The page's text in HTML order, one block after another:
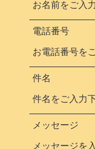
電話番号
件名
メッセージ